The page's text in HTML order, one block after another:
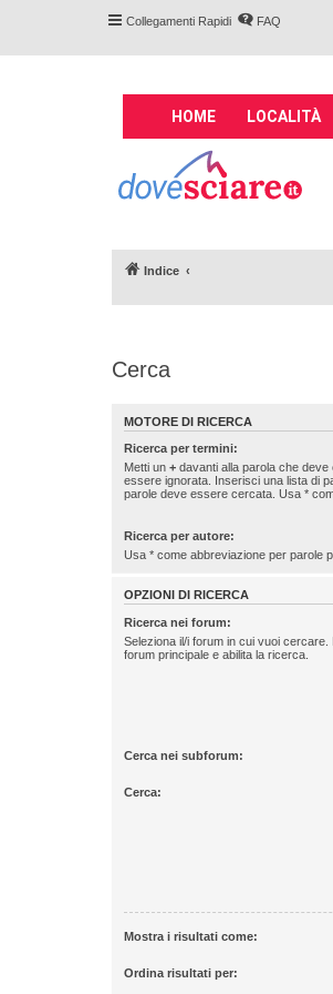
Collegamenti Rapidi FAQ
M
n
n
v
i
g
i
n
HOME LOCALITÀ
Indice
Cerca
MOTORE DI RICERCA
Ricerca per termini:
Metti un + davanti alla parola che
essere ignorata. Inserisci una lista di
parole deve essere cercata. Usa *
Ricerca per autore:
Usa * come abbreviazione per parole
OPZIONI DI RICERCA
Ricerca nei forum:
Seleziona il/i forum in cui vuoi
forum principale e abilita la ricerca.
Cerca nei subforum:
Cerca:
Mostra i risultati come:
Ordina risultati per: